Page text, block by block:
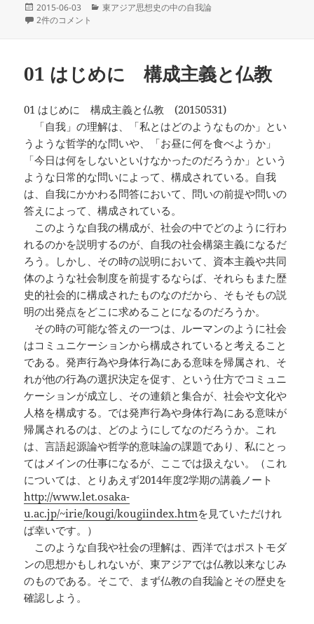
投
稿
2015-06-03
カ
東アジア思想史の中の自我論
02 仏教の根本問題 への
2件のコメント
01 はじめに 構成主義と仏教
01 はじめに 構成主義と仏教 (20150531)
「自我」の理解は、「私とはどのようなものか」とい
うような哲学的な問いや、「お昼に何を食べようか」
「今日は何をしないといけなかったのだろうか」という
ような日常的な問いによって、構成されている。自我
は、自我にかかわる問答において、問いの前提や問いの
答えによって、構成されている。
このような自我の構成が、社会の中でどのように行わ
れるのかを説明するのが、自我の社会構築主義になるだ
ろう。しかし、その時の説明において、資本主義や共同
体のような社会制度を前提するならば、それらもまた歴
史的社会的に構成されたものなのだから、そもそもの説
明の出発点をどこに求めることになるのだろうか。
その時の可能な答えの一つは、ルーマンのように社会
はコミュニケーションから構成されていると考えること
である。発声行為や身体行為にある意味を帰属され、そ
れが他の行為の選択決定を促す、という仕方でコミュニ
ケーションが成立し、その連鎖と集合が、社会や文化や
人格を構成する。では発声行為や身体行為にある意味が
帰属されるのは、どのようにしてなのだろうか。これ
は、言語起源論や哲学的意味論の課題であり、私にとっ
てはメインの仕事になるが、ここでは扱えない。（これ
については、とりあえず2014年度2学期の講義ノート
http://www.let.osaka-
u.ac.jp/~irie/kougi/kougiindex.htmを見ていただけれ
ば幸いです。）
このような自我や社会の理解は、西洋ではポストモダ
ンの思想かもしれないが、東アジアでは仏教以来なじみ
のものである。そこで、まず仏教の自我論とその歴史を
確認しよう。